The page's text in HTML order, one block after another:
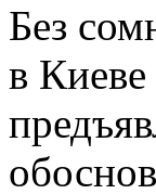
Без
в